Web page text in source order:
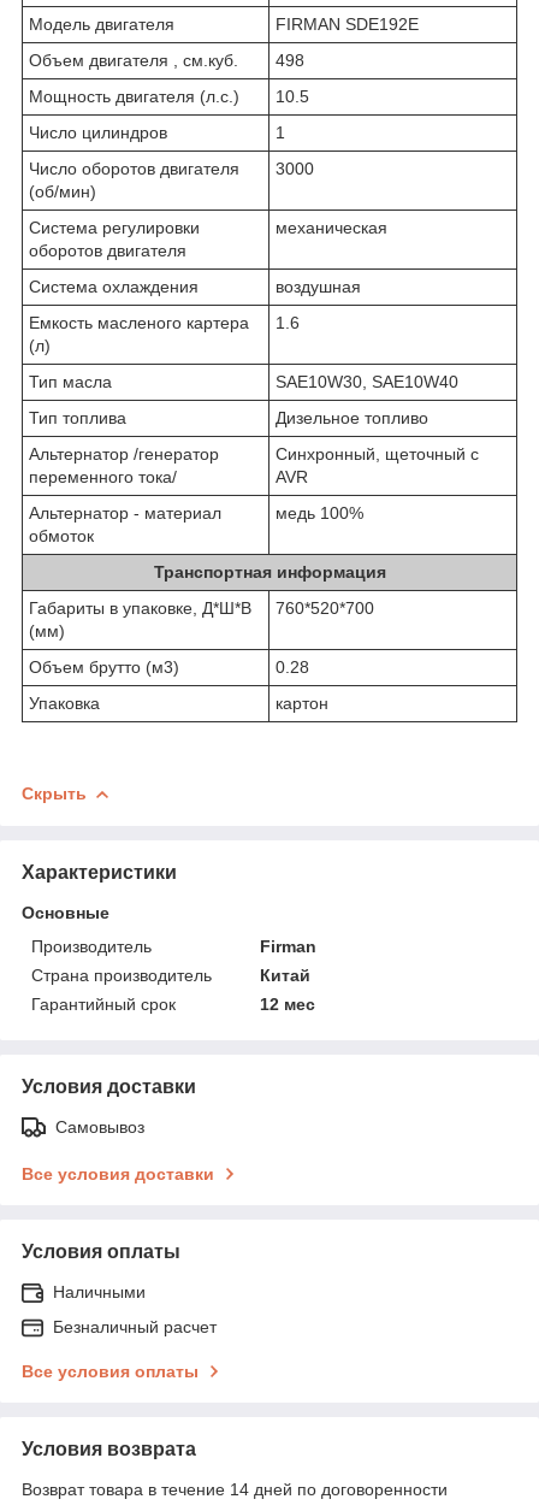
Модель двигателя
FIRMAN SDE192E
Объем двигателя , см.куб.
498
Мощность двигателя (л.с.)
10.5
Число цилиндров
1
Число оборотов двигателя
(об/мин)
3000
Система регулировки
оборотов двигателя
механическая
Система охлаждения
воздушная
Емкость масленого картера
(л)
1.6
Тип масла
SAE10W30, SAE10W40
Тип топлива
Дизельное топливо
Альтернатор /генератор
переменного тока/
Синхронный, щеточный с
AVR
Альтернатор - материал
обмоток
медь 100%
Транспортная информация
Габариты в упаковке, Д*Ш*В
(мм)
760*520*700
Объем брутто (м3)
0.28
Упаковка
картон
Скрыть
Характеристики
Основные
Производитель
Firman
Страна производитель
Китай
Гарантийный срок
12 мес
Условия доставки
Самовывоз
Все условия доставки
Условия оплаты
Наличными
Безналичный расчет
Все условия оплаты
Условия возврата
Возврат товара в течение 14 дней по договоренности